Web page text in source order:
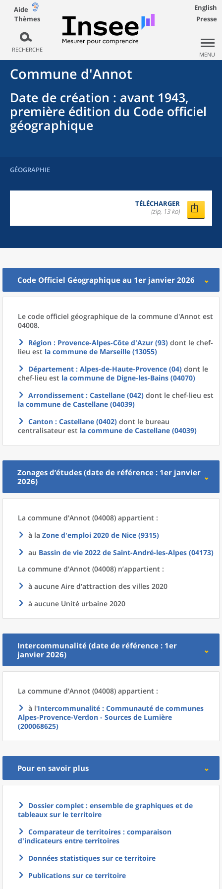
Aide
Thèmes
RECHERCHE
English
Presse
MENU
Commune d'Annot
Date de création : avant 1943,
première édition du Code officiel
géographique
GÉOGRAPHIE
TÉLÉCHARGER
(zip, 13 ko)
Code Officiel Géographique au 1er janvier 2026
Le code officiel géographique de la commune d'Annot est
04008.
Région : Provence-Alpes-Côte d'Azur (93) dont le chef-
lieu est la commune de Marseille (13055)
Département : Alpes-de-Haute-Provence (04) dont le
chef-lieu est la commune de Digne-les-Bains (04070)
Arrondissement : Castellane (042) dont le chef-lieu est
la commune de Castellane (04039)
Canton : Castellane (0402) dont le bureau
centralisateur est la commune de Castellane (04039)
Zonages d’études (date de référence : 1er janvier
2026)
La commune d'Annot (04008) appartient :
à la Zone d'emploi 2020 de Nice (9315)
au Bassin de vie 2022 de Saint-André-les-Alpes (04173)
La commune d'Annot (04008) n’appartient :
à aucune Aire d'attraction des villes 2020
à aucune Unité urbaine 2020
Intercommunalité (date de référence : 1er
janvier 2026)
La commune d'Annot (04008) appartient :
à l'Intercommunalité : Communauté de communes
Alpes-Provence-Verdon - Sources de Lumière
(200068625)
Pour en savoir plus
Dossier complet : ensemble de graphiques et de
tableaux sur le territoire
Comparateur de territoires : comparaison
d'indicateurs entre territoires
Données statistiques sur ce territoire
Publications sur ce territoire